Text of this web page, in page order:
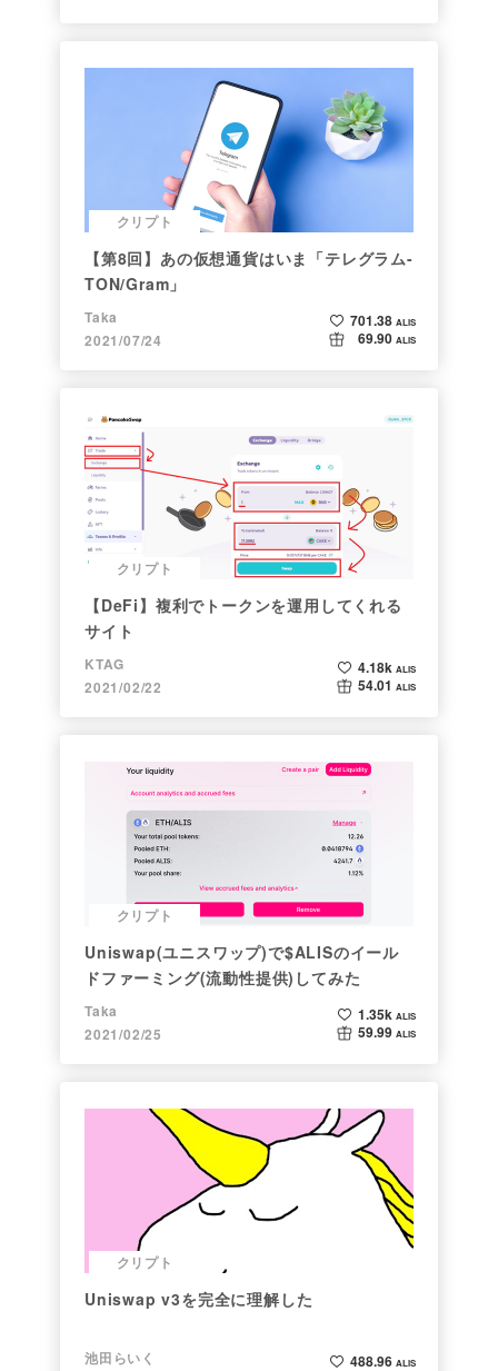
クリプト
【第8回】あの仮想通貨はいま「テレグラム-
TON/Gram」
Taka
2021/07/24
701.38 ALIS
69.90 ALIS
クリプト
【DeFi】複利でトークンを運用してくれる
サイト
KTAG
2021/02/22
4.18k ALIS
54.01 ALIS
クリプト
Uniswap(ユニスワップ)で$ALISのイール
ドファーミング(流動性提供)してみた
Taka
2021/02/25
1.35k ALIS
59.99 ALIS
クリプト
Uniswap v3を完全に理解した
池田らいく
488.96 ALIS